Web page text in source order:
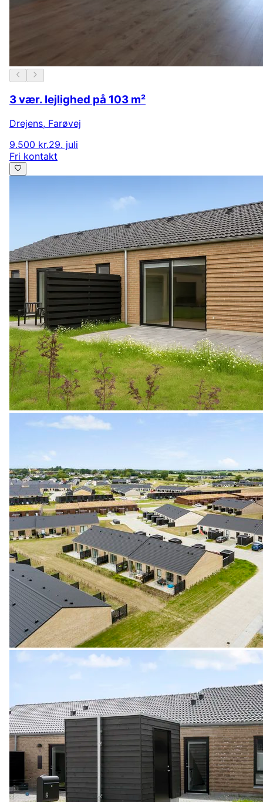
3 vær. lejlighed på 103 m²
Drejens, Farøvej
9.500 kr.29. juli
Fri kontakt